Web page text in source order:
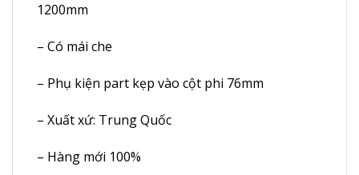
1200mm
– Có mái che
– Phụ kiện part kẹp vào cột phi 76mm
– Xuất xứ: Trung Quốc
– Hàng mới 100%